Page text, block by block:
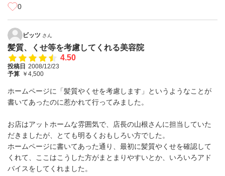
0
ビッツ さん
髪質、くせ等を考慮してくれる美容院
4.50
投稿日 2008/12/23
予算 ￥4,500
ホームページに「髪質やくせを考慮します」というようなことが
書いてあったのに惹かれて行ってみました。
お店はアットホームな雰囲気で、店長の山根さんに担当していた
だきましたが、とても明るくおもしろい方でした。
ホームページに書いてあった通り、最初に髪質やくせを確認して
くれて、ここはこうした方がまとまりやすいとか、いろいろアド
バイスをしてくれました。